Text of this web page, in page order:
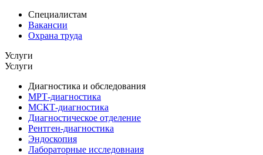
Специалистам
Вакансии
Охрана труда
Услуги
Услуги
Диагностика и обследования
МРТ-диагностика
МСКТ-диагностика
Диагностическое отделение
Рентген-диагностика
Эндоскопия
Лабораторные исследовнаия